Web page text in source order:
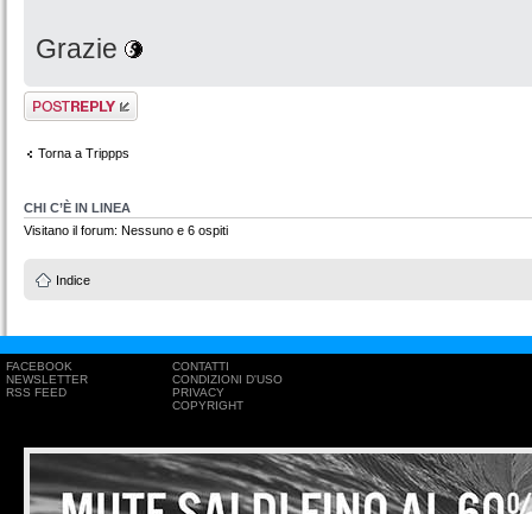
Grazie
Rispondi al
messaggio
Torna a Trippps
CHI C’È IN LINEA
Visitano il forum: Nessuno e 6 ospiti
Indice
FACEBOOK
NEWSLETTER
RSS FEED
CONTATTI
CONDIZIONI D'USO
PRIVACY
COPYRIGHT